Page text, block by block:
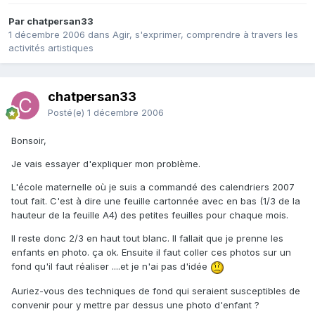
Par chatpersan33
1 décembre 2006 dans Agir, s'exprimer, comprendre à travers les
activités artistiques
chatpersan33
Posté(e) 1 décembre 2006
Bonsoir,
Je vais essayer d'expliquer mon problème.
L'école maternelle où je suis a commandé des calendriers 2007
tout fait. C'est à dire une feuille cartonnée avec en bas (1/3 de la
hauteur de la feuille A4) des petites feuilles pour chaque mois.
Il reste donc 2/3 en haut tout blanc. Il fallait que je prenne les
enfants en photo. ça ok. Ensuite il faut coller ces photos sur un
fond qu'il faut réaliser ....et je n'ai pas d'idée
Auriez-vous des techniques de fond qui seraient susceptibles de
convenir pour y mettre par dessus une photo d'enfant ?